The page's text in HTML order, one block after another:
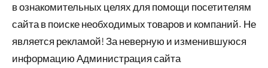
в ознакомительных целях для помощи посетителям
сайта в поиске необходимых товаров и компаний. Не
является рекламой! За неверную и изменившуюся
информацию Администрация сайта